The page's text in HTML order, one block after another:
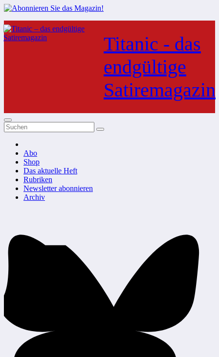
Zum
Inhalt
springen
Titanic - das
endgültige
Satiremagazin
Abo
Shop
Das aktuelle Heft
Rubriken
Newsletter abonnieren
Archiv